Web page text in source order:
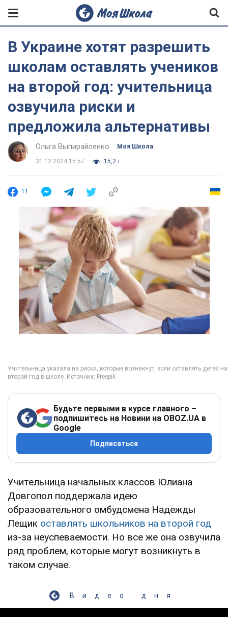
В Украине хотят разрешить
школам оставлять учеников
на второй год: учительница
озвучила риски и
предложила альтернативы
Ольга Выпирайленко Моя Школа
31.12.2024 15:57 15,2 т.
11
Будьте первыми в курсе главного –
подпишитесь на Новини на OBOZ.UA в
Google
Подписаться
Учительница начальных классов Юлиана
Довгопол поддержала идею
образовательного омбудсмена Надежды
Лещик оставлять школьников на второй год
из-за неуспеваемости. Но все же она озвучила
ряд проблем, которые могут возникнуть в
таком случае.
Видео дня